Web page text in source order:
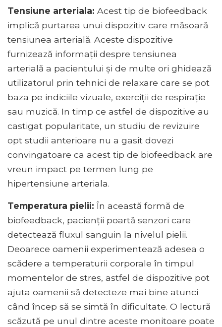
Tensiune arteriala: Acest tip de biofeedback
implică purtarea unui dispozitiv care măsoară
tensiunea arterială. Aceste dispozitive
furnizează informații despre tensiunea
arterială a pacientului și de multe ori ghidează
utilizatorul prin tehnici de relaxare care se pot
baza pe indiciile vizuale, exerciții de respirație
sau muzică. In timp ce astfel de dispozitive au
castigat popularitate, un studiu de revizuire
opt studii anterioare nu a gasit dovezi
convingatoare ca acest tip de biofeedback are
vreun impact pe termen lung pe
hipertensiune arteriala.
Temperatura pielii: În această formă de
biofeedback, pacienții poartă senzori care
detectează fluxul sanguin la nivelul pielii.
Deoarece oamenii experimentează adesea o
scădere a temperaturii corporale în timpul
momentelor de stres, astfel de dispozitive pot
ajuta oamenii să detecteze mai bine atunci
când încep să se simtă în dificultate. O lectură
scăzută pe unul dintre aceste monitoare poate